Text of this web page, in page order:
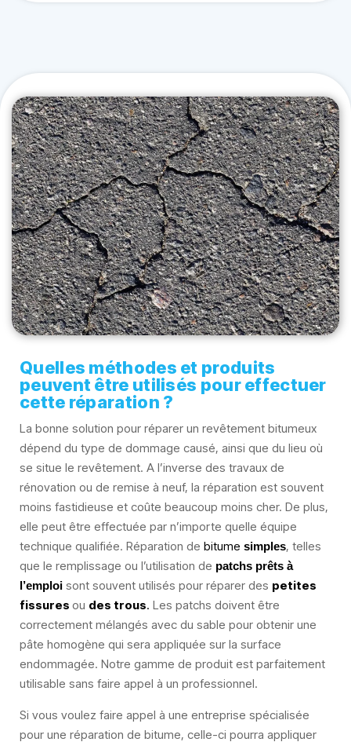
Quelles méthodes et produits
peuvent être utilisés pour effectuer
cette réparation ?
La bonne solution pour réparer un revêtement bitumeux
dépend du type de dommage causé, ainsi que du lieu où
se situe le revêtement. A l’inverse des travaux de
rénovation ou de remise à neuf, la réparation est souvent
moins fastidieuse et coûte beaucoup moins cher. De plus,
elle peut être effectuée par n’importe quelle équipe
technique qualifiée. Réparation de bitume simples, telles
que le remplissage ou l’utilisation de patchs prêts à
l’emploi sont souvent utilisés pour réparer des petites
fissures ou des trous. Les patchs doivent être
correctement mélangés avec du sable pour obtenir une
pâte homogène qui sera appliquée sur la surface
endommagée. Notre gamme de produit est parfaitement
utilisable sans faire appel à un professionnel.
Si vous voulez faire appel à une entreprise spécialisée
pour une réparation de bitume, celle-ci pourra appliquer